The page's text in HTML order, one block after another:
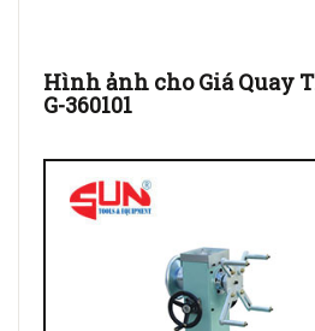
Hình ảnh cho Giá Quay
G-360101